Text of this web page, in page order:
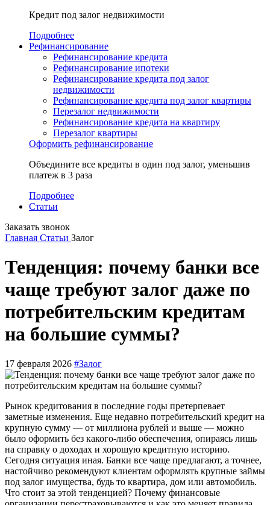
Кредит под залог недвижимости
Подробнее
Рефинансирование
Рефинансирование кредита
Рефинансирование ипотеки
Рефинансирование кредита под залог
недвижимости
Рефинансирование кредита под залог квартиры
Перезалог недвижимости
Рефинансирование кредита на квартиру
Перезалог квартиры
Оформить рефинансирование
Объедините все кредиты в один под залог, уменьшив
платеж в 3 раза
Подробнее
Статьи
Заказать звонок
Главная Статьи Залог
Тенденция: почему банки все
чаще требуют залог даже по
потребительским кредитам
на большие суммы?
17 февраля 2026 #Залог
Рынок кредитования в последние годы претерпевает
заметные изменения. Еще недавно потребительский кредит на
крупную сумму — от миллиона рублей и выше — можно
было оформить без какого-либо обеспечения, опираясь лишь
на справку о доходах и хорошую кредитную историю.
Сегодня ситуация иная. Банки все чаще предлагают, а точнее,
настойчиво рекомендуют клиентам оформлять крупные займы
под залог имущества, будь то квартира, дом или автомобиль.
Что стоит за этой тенденцией? Почему финансовые